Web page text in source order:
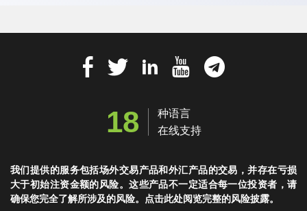
18
种语言
在线支持
我们提供的服务包括场外交易产品和外汇产品的交易，并存在亏损
大于初始注资金额的风险。这些产品不一定适合每一位投资者，请
确保您完全了解所涉及的风险。点击此处阅览完整的风险披露。